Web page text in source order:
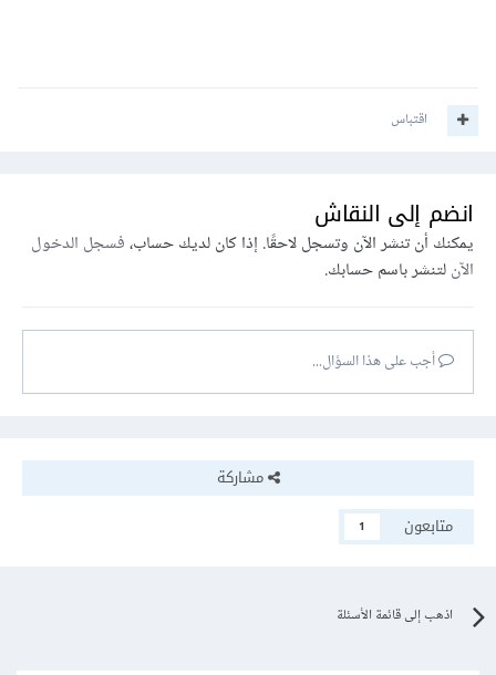
اقتباس
انضم إلى النقاش
يمكنك أن تنشر الآن وتسجل لاحقًا. إذا كان لديك حساب،فسجل الدخول
الآنلتنشر باسم حسابك.
أجب على هذا السؤال...
مشاركة
متابعون
1
اذهب إلى قائمة الأسئلة